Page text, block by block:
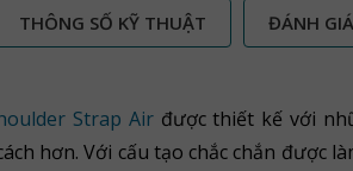
THÔNG SỐ KỸ THUẬT ĐÁNH GIÁ
Strap Airđược thiết kế với
hơn. Với cấu tạo chắc chắn được